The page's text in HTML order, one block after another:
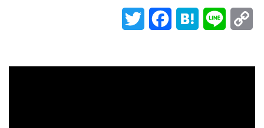
Twitter FacebookHatena Line